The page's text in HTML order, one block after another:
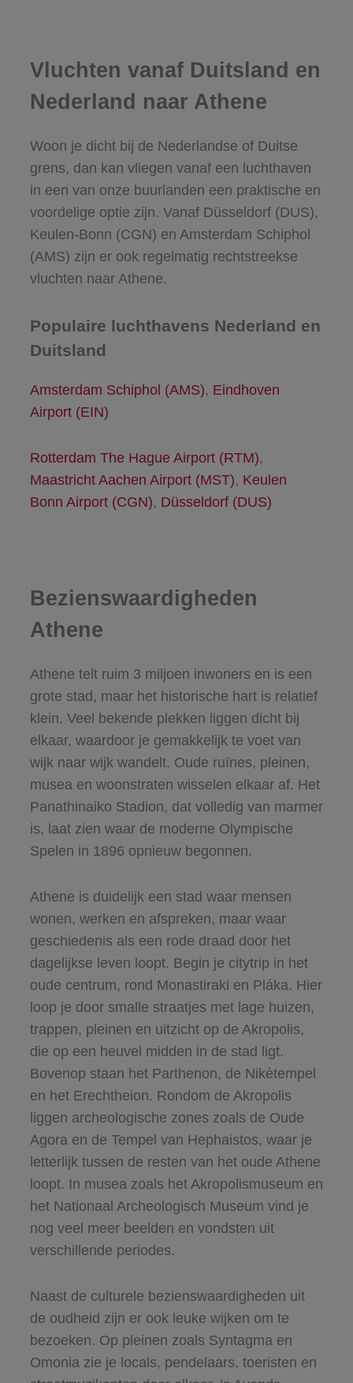
Vluchten vanaf Duitsland en
Nederland naar Athene
Woon je dicht bij de Nederlandse of Duitse
grens, dan kan vliegen vanaf een luchthaven
in een van onze buurlanden een praktische en
voordelige optie zijn. Vanaf Düsseldorf (DUS),
Keulen-Bonn (CGN) en Amsterdam Schiphol
(AMS) zijn er ook regelmatig rechtstreekse
vluchten naar Athene.
Populaire luchthavens Nederland en
Duitsland
Amsterdam Schiphol (AMS), Eindhoven
Airport (EIN)
Rotterdam The Hague Airport (RTM),
Maastricht Aachen Airport (MST), Keulen
Bonn Airport (CGN), Düsseldorf (DUS)
Bezienswaardigheden
Athene
Athene telt ruim 3 miljoen inwoners en is een
grote stad, maar het historische hart is relatief
klein. Veel bekende plekken liggen dicht bij
elkaar, waardoor je gemakkelijk te voet van
wijk naar wijk wandelt. Oude ruïnes, pleinen,
musea en woonstraten wisselen elkaar af. Het
Panathinaiko Stadion, dat volledig van marmer
is, laat zien waar de moderne Olympische
Spelen in 1896 opnieuw begonnen.
Athene is duidelijk een stad waar mensen
wonen, werken en afspreken, maar waar
geschiedenis als een rode draad door het
dagelijkse leven loopt. Begin je citytrip in het
oude centrum, rond Monastiraki en Pláka. Hier
loop je door smalle straatjes met lage huizen,
trappen, pleinen en uitzicht op de Akropolis,
die op een heuvel midden in de stad ligt.
Bovenop staan het Parthenon, de Nikètempel
en het Erechtheion. Rondom de Akropolis
liggen archeologische zones zoals de Oude
Agora en de Tempel van Hephaistos, waar je
letterlijk tussen de resten van het oude Athene
loopt. In musea zoals het Akropolismuseum en
het Nationaal Archeologisch Museum vind je
nog veel meer beelden en vondsten uit
verschillende periodes.
Naast de culturele bezienswaardigheden uit
de oudheid zijn er ook leuke wijken om te
bezoeken. Op pleinen zoals Syntagma en
Omonia zie je locals, pendelaars, toeristen en